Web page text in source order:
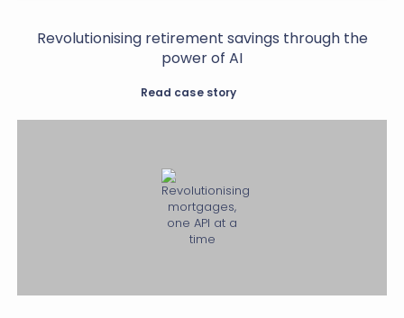
Revolutionising retirement savings through the
power of AI
Read case story